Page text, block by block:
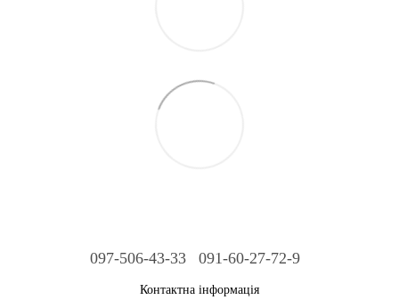
097-506-43-33 091-60-27-72-9
Контактна інформація